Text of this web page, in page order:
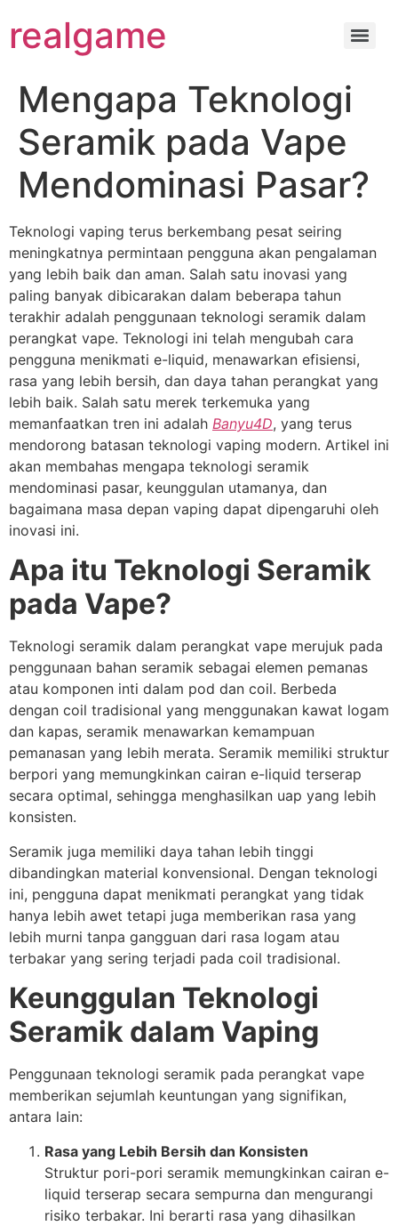
realgame
Mengapa Teknologi
Seramik pada Vape
Mendominasi Pasar?
Teknologi vaping terus berkembang pesat seiring
meningkatnya permintaan pengguna akan pengalaman
yang lebih baik dan aman. Salah satu inovasi yang
paling banyak dibicarakan dalam beberapa tahun
terakhir adalah penggunaan teknologi seramik dalam
perangkat vape. Teknologi ini telah mengubah cara
pengguna menikmati e-liquid, menawarkan efisiensi,
rasa yang lebih bersih, dan daya tahan perangkat yang
lebih baik. Salah satu merek terkemuka yang
memanfaatkan tren ini adalah Banyu4D, yang terus
mendorong batasan teknologi vaping modern. Artikel ini
akan membahas mengapa teknologi seramik
mendominasi pasar, keunggulan utamanya, dan
bagaimana masa depan vaping dapat dipengaruhi oleh
inovasi ini.
Apa itu Teknologi Seramik
pada Vape?
Teknologi seramik dalam perangkat vape merujuk pada
penggunaan bahan seramik sebagai elemen pemanas
atau komponen inti dalam pod dan coil. Berbeda
dengan coil tradisional yang menggunakan kawat logam
dan kapas, seramik menawarkan kemampuan
pemanasan yang lebih merata. Seramik memiliki struktur
berpori yang memungkinkan cairan e-liquid terserap
secara optimal, sehingga menghasilkan uap yang lebih
konsisten.
Seramik juga memiliki daya tahan lebih tinggi
dibandingkan material konvensional. Dengan teknologi
ini, pengguna dapat menikmati perangkat yang tidak
hanya lebih awet tetapi juga memberikan rasa yang
lebih murni tanpa gangguan dari rasa logam atau
terbakar yang sering terjadi pada coil tradisional.
Keunggulan Teknologi
Seramik dalam Vaping
Penggunaan teknologi seramik pada perangkat vape
memberikan sejumlah keuntungan yang signifikan,
antara lain:
Rasa yang Lebih Bersih dan Konsisten
Struktur pori-pori seramik memungkinkan cairan e-
liquid terserap secara sempurna dan mengurangi
risiko terbakar. Ini berarti rasa yang dihasilkan